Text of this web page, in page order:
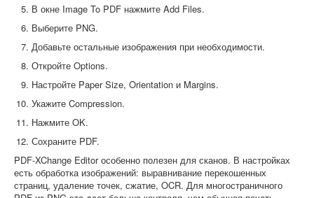
В окне Image To PDF нажмите Add Files.
Выберите PNG.
Добавьте остальные изображения при необходимости.
Откройте Options.
Настройте Paper Size, Orientation и Margins.
Укажите Compression.
Нажмите OK.
Сохраните PDF.
PDF-XChange Editor особенно полезен для сканов. В настройках
есть обработка изображений: выравнивание перекошенных
страниц, удаление точек, сжатие, OCR. Для многостраничного